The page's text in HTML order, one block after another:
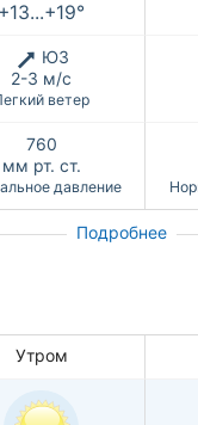
+13...+19°
ЮЗ
2-3 м/с
ветер
760
мм рт. ст.
давление
Подробнее
Утром